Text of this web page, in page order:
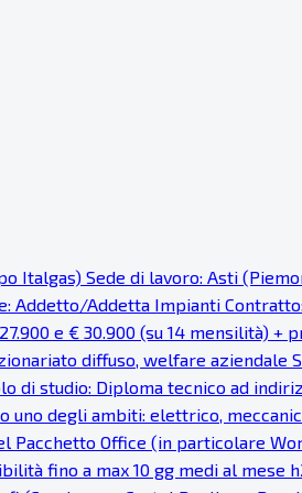
Italgas) Sede di lavoro: Asti
Addetta Impianti
e € 30.900 (su 14 mensilità) +
diffuso, welfare aziendale
di studio: Diploma tecnico ad
degli ambiti: elettrico,
Pacchetto Office (in particolare
fino a max 10 gg medi al